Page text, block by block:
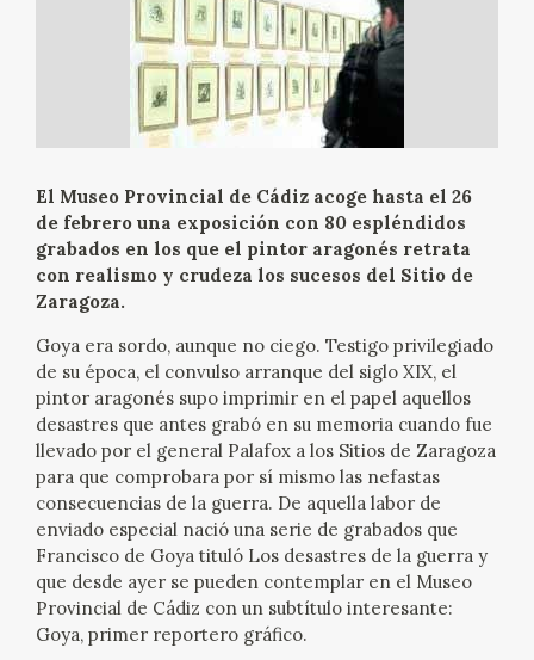
EXPOSICIONES
ACTIVIDADES
ACTUALIDAD
SALA DE PRENSA
BLOG CUADERNO ITALIANO
FRANCISCO DE GOYA
BIOGRAFÍA
El Museo Provincial de Cádiz acoge hasta el 26
de febrero una exposición con 80 espléndidos
grabados en los que el pintor aragonés retrata
con realismo y crudeza los sucesos del Sitio de
Zaragoza.
Goya era sordo, aunque no ciego. Testigo privilegiado
de su época, el convulso arranque del siglo XIX, el
pintor aragonés supo imprimir en el papel aquellos
desastres que antes grabó en su memoria cuando fue
llevado por el general Palafox a los Sitios de Zaragoza
para que comprobara por sí mismo las nefastas
consecuencias de la guerra. De aquella labor de
enviado especial nació una serie de grabados que
Francisco de Goya tituló Los desastres de la guerra y
que desde ayer se pueden contemplar en el Museo
Provincial de Cádiz con un subtítulo interesante:
Goya, primer reportero gráfico.